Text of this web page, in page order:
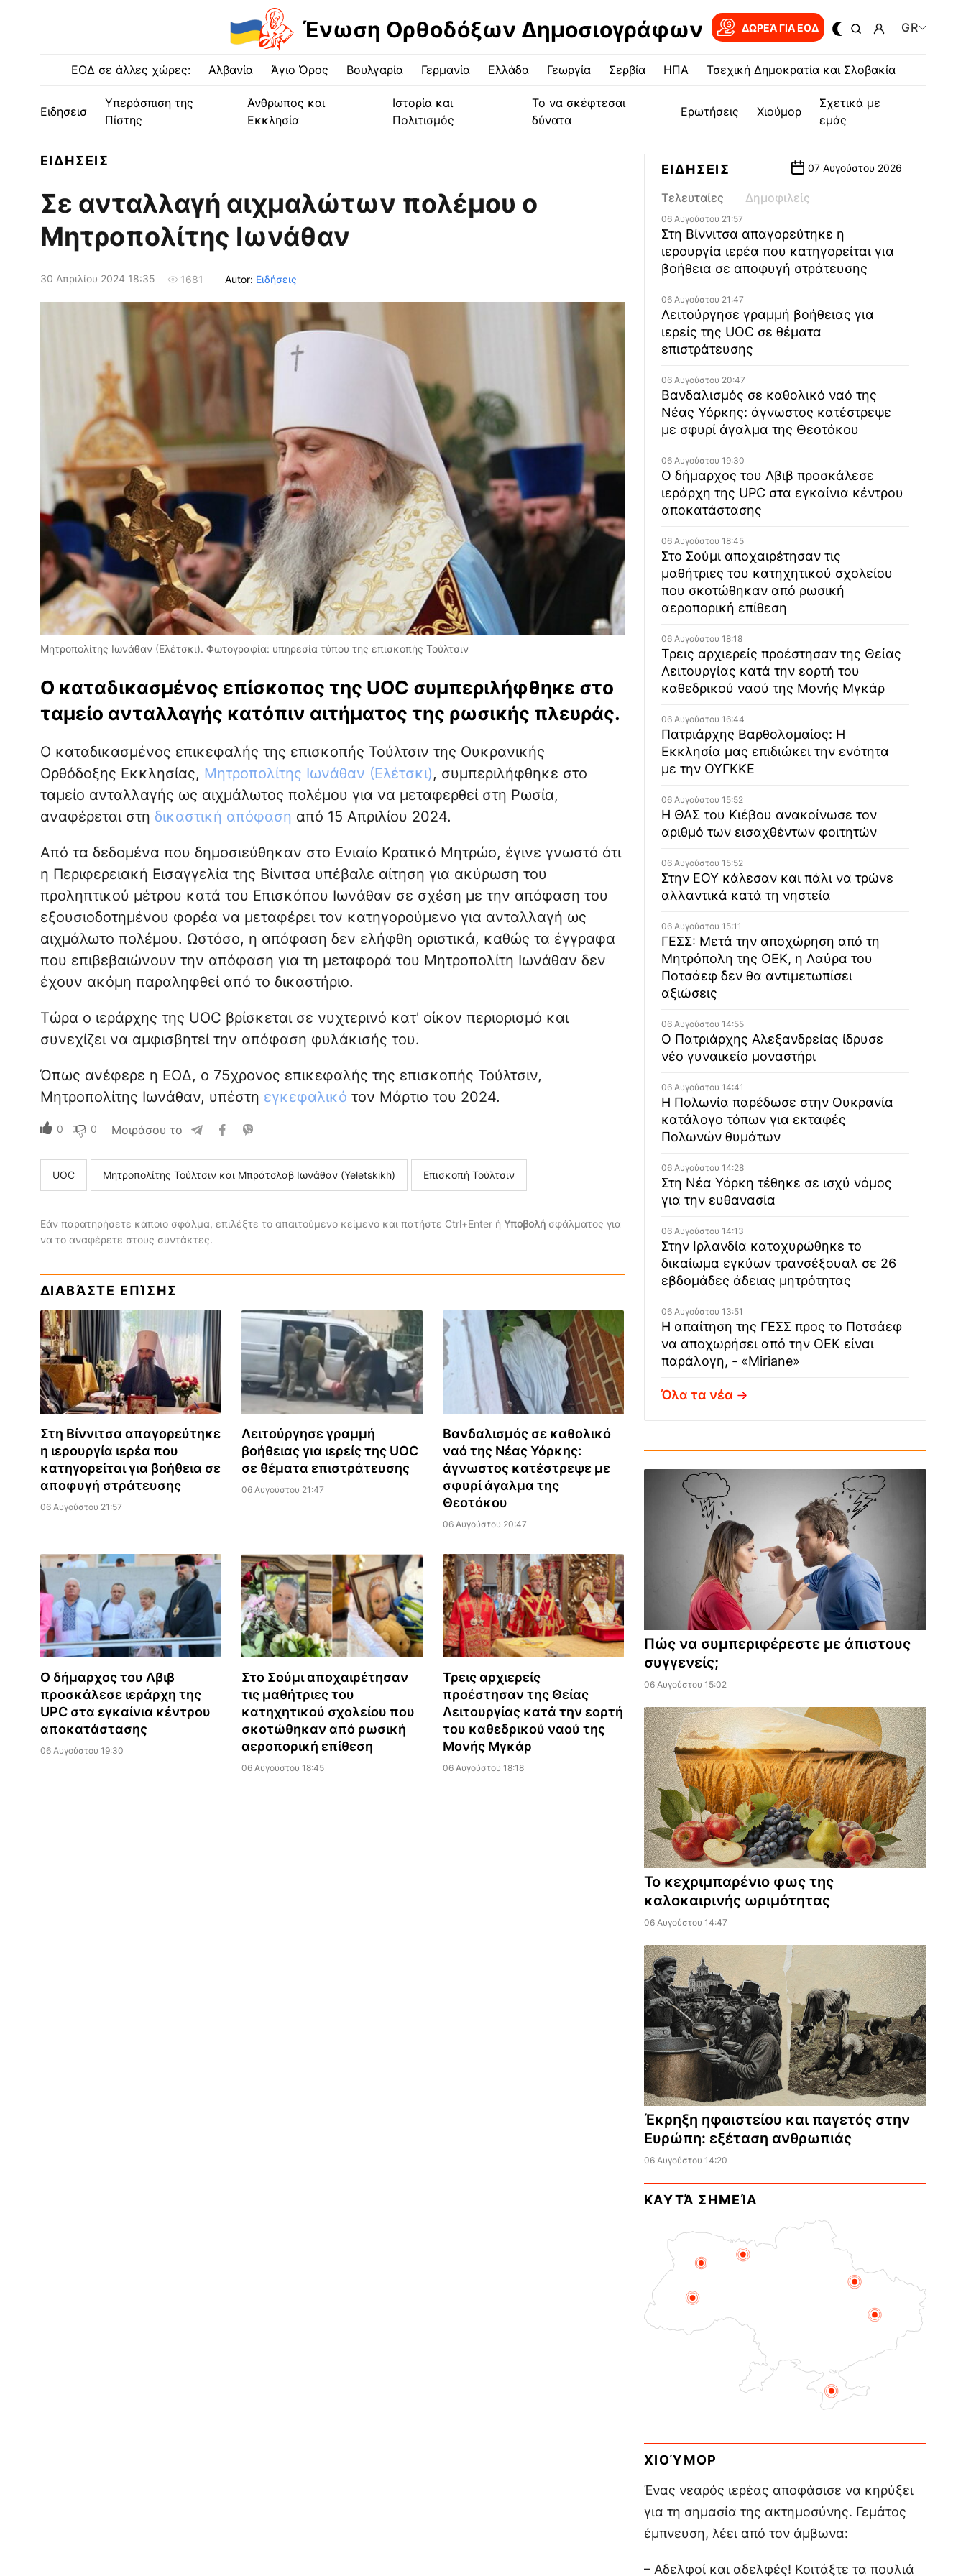
Ένωση Ορθοδόξων Δημοσιογράφων ΔΩΡΕΆ ΓΙΑ EOΔ GR
ΕΟΔ σε άλλες χώρες: Αλβανία Άγιο Όρος Βουλγαρία Γερμανία Ελλάδα Γεωργία Σερβία ΗΠΑ Τσεχική Δημοκρατία και Σλοβακία
Ειδησεισ
Υπεράσπιση της
Πίστης
Άνθρωπος και
Εκκλησία
Ιστορία και
Πολιτισμός
Το να σκέφτεσαι
δύνατα
Ερωτήσεις Χιούμορ
Σχετικά με
εμάς
ΕΙΔΗΣΕΙΣ
Σε ανταλλαγή αιχμαλώτων πολέμου ο
Μητροπολίτης Ιωνάθαν
30 Απριλίου 2024 18:35 1681 Autor: Ειδήσεις
Μητροπολίτης Ιωνάθαν (Ελέτσκι). Φωτογραφία: υπηρεσία τύπου της επισκοπής Τούλτσιν
Ο καταδικασμένος επίσκοπος της UOC συμπεριλήφθηκε στο
ταμείο ανταλλαγής κατόπιν αιτήματος της ρωσικής πλευράς.
Ο καταδικασμένος επικεφαλής της επισκοπής Τούλτσιν της Ουκρανικής
Ορθόδοξης Εκκλησίας, Μητροπολίτης Ιωνάθαν (Ελέτσκι), συμπεριλήφθηκε στο
ταμείο ανταλλαγής ως αιχμάλωτος πολέμου για να μεταφερθεί στη Ρωσία,
αναφέρεται στη δικαστική απόφαση από 15 Απριλίου 2024.
Από τα δεδομένα που δημοσιεύθηκαν στο Ενιαίο Κρατικό Μητρώο, έγινε γνωστό ότι
η Περιφερειακή Εισαγγελία της Βίνιτσα υπέβαλε αίτηση για ακύρωση του
προληπτικού μέτρου κατά του Επισκόπου Ιωνάθαν σε σχέση με την απόφαση του
εξουσιοδοτημένου φορέα να μεταφέρει τον κατηγορούμενο για ανταλλαγή ως
αιχμάλωτο πολέμου. Ωστόσο, η απόφαση δεν ελήφθη οριστικά, καθώς τα έγγραφα
που επιβεβαιώνουν την απόφαση για τη μεταφορά του Μητροπολίτη Ιωνάθαν δεν
έχουν ακόμη παραληφθεί από το δικαστήριο.
Τώρα ο ιεράρχης της UOC βρίσκεται σε νυχτερινό κατ' οίκον περιορισμό και
συνεχίζει να αμφισβητεί την απόφαση φυλάκισής του.
Όπως ανέφερε η ΕΟΔ, ο 75χρονος επικεφαλής της επισκοπής Τούλτσιν,
Μητροπολίτης Ιωνάθαν, υπέστη εγκεφαλικό τον Μάρτιο του 2024.
0 0 Μοιράσου το
UOC Μητροπολίτης Τούλτσιν και Μπράτσλαβ Ιωνάθαν (Yeletskikh) Επισκοπή Τούλτσιν
Εάν παρατηρήσετε κάποιο σφάλμα, επιλέξτε το απαιτούμενο κείμενο και πατήστε Ctrl+Enter ή Υποβολήσφάλματος για
να το αναφέρετε στους συντάκτες.
ΔΙΑΒΆΣΤΕ ΕΠΊΣΗΣ
Στη Βίννιτσα απαγορεύτηκε
η ιερουργία ιερέα που
κατηγορείται για βοήθεια σε
αποφυγή στράτευσης
06 Αυγούστου 21:57
Λειτούργησε γραμμή
βοήθειας για ιερείς της UOC
σε θέματα επιστράτευσης
06 Αυγούστου 21:47
Βανδαλισμός σε καθολικό
ναό της Νέας Υόρκης:
άγνωστος κατέστρεψε με
σφυρί άγαλμα της
Θεοτόκου
06 Αυγούστου 20:47
Ο δήμαρχος του Λβιβ
προσκάλεσε ιεράρχη της
UPC στα εγκαίνια κέντρου
αποκατάστασης
06 Αυγούστου 19:30
Στο Σούμι αποχαιρέτησαν
τις μαθήτριες του
κατηχητικού σχολείου που
σκοτώθηκαν από ρωσική
αεροπορική επίθεση
06 Αυγούστου 18:45
Τρεις αρχιερείς
προέστησαν της Θείας
Λειτουργίας κατά την εορτή
του καθεδρικού ναού της
Μονής Μγκάρ
06 Αυγούστου 18:18
ΕΙΔΗΣΕΙΣ 07 Αυγούστου 2026
Τελευταίες Δημοφιλείς
06 Αυγούστου 21:57
Στη Βίννιτσα απαγορεύτηκε η
ιερουργία ιερέα που κατηγορείται για
βοήθεια σε αποφυγή στράτευσης
06 Αυγούστου 21:47
Λειτούργησε γραμμή βοήθειας για
ιερείς της UOC σε θέματα
επιστράτευσης
06 Αυγούστου 20:47
Βανδαλισμός σε καθολικό ναό της
Νέας Υόρκης: άγνωστος κατέστρεψε
με σφυρί άγαλμα της Θεοτόκου
06 Αυγούστου 19:30
Ο δήμαρχος του Λβιβ προσκάλεσε
ιεράρχη της UPC στα εγκαίνια κέντρου
αποκατάστασης
06 Αυγούστου 18:45
Στο Σούμι αποχαιρέτησαν τις
μαθήτριες του κατηχητικού σχολείου
που σκοτώθηκαν από ρωσική
αεροπορική επίθεση
06 Αυγούστου 18:18
Τρεις αρχιερείς προέστησαν της Θείας
Λειτουργίας κατά την εορτή του
καθεδρικού ναού της Μονής Μγκάρ
06 Αυγούστου 16:44
Πατριάρχης Βαρθολομαίος: Η
Εκκλησία μας επιδιώκει την ενότητα
με την ΟΥΓΚΚΕ
06 Αυγούστου 15:52
Η ΘΑΣ του Κιέβου ανακοίνωσε τον
αριθμό των εισαχθέντων φοιτητών
06 Αυγούστου 15:52
Στην ΕΟΥ κάλεσαν και πάλι να τρώνε
αλλαντικά κατά τη νηστεία
06 Αυγούστου 15:11
ΓΕΣΣ: Μετά την αποχώρηση από τη
Μητρόπολη της ΟΕΚ, η Λαύρα του
Ποτσάεφ δεν θα αντιμετωπίσει
αξιώσεις
06 Αυγούστου 14:55
Ο Πατριάρχης Αλεξανδρείας ίδρυσε
νέο γυναικείο μοναστήρι
06 Αυγούστου 14:41
Η Πολωνία παρέδωσε στην Ουκρανία
κατάλογο τόπων για εκταφές
Πολωνών θυμάτων
06 Αυγούστου 14:28
Στη Νέα Υόρκη τέθηκε σε ισχύ νόμος
για την ευθανασία
06 Αυγούστου 14:13
Στην Ιρλανδία κατοχυρώθηκε το
δικαίωμα εγκύων τρανσέξουαλ σε 26
εβδομάδες άδειας μητρότητας
06 Αυγούστου 13:51
Η απαίτηση της ΓΕΣΣ προς το Ποτσάεφ
να αποχωρήσει από την ΟΕΚ είναι
παράλογη, - «Miriane»
Όλα τα νέα
Πώς να συμπεριφέρεστε με άπιστους
συγγενείς;
06 Αυγούστου 15:02
Το κεχριμπαρένιο φως της
καλοκαιρινής ωριμότητας
06 Αυγούστου 14:47
Έκρηξη ηφαιστείου και παγετός στην
Ευρώπη: εξέταση ανθρωπιάς
06 Αυγούστου 14:20
ΚΑΥΤΆ ΣΗΜΕΊΑ
ΧΙΟΎΜΟΡ
Ένας νεαρός ιερέας αποφάσισε να κηρύξει
για τη σημασία της ακτημοσύνης. Γεμάτος
έμπνευση, λέει από τον άμβωνα:
– Αδελφοί και αδελφές! Κοιτάξτε τα πουλιά